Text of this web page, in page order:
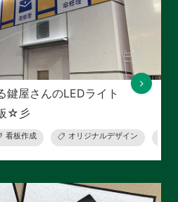
鍵屋さんのLEDライト
☆彡
看板作成 オリジナルデザイン